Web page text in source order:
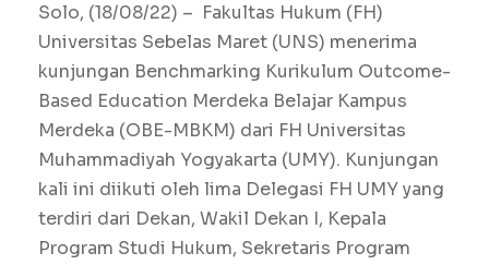
Solo, (18/08/22) – Fakultas Hukum (FH)
Universitas Sebelas Maret (UNS) menerima
kunjungan Benchmarking Kurikulum Outcome-
Based Education Merdeka Belajar Kampus
Merdeka (OBE-MBKM) dari FH Universitas
Muhammadiyah Yogyakarta (UMY). Kunjungan
kali ini diikuti oleh lima Delegasi FH UMY yang
terdiri dari Dekan, Wakil Dekan I, Kepala
Program Studi Hukum, Sekretaris Program